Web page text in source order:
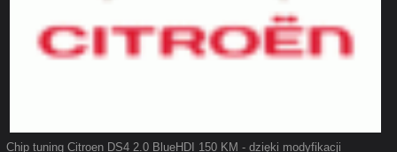
Chip tuning Citroen DS4 2.0 BlueHDI 150 KM - dzięki modyfikacji